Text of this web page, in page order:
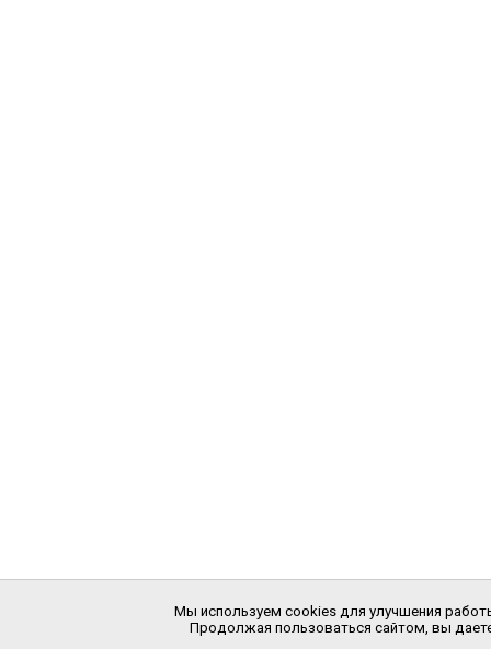
Мы используем cookies для улучшения
Продолжая пользоваться сайтом, вы